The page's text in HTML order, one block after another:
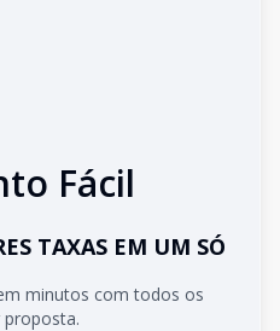
Fácil
TAXAS EM UM SÓ
minutos com todos os